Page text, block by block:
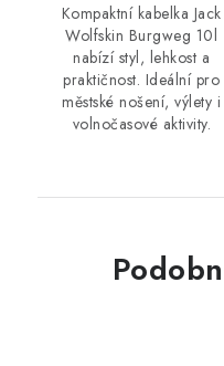
Kompaktní kabelka Jack
Wolfskin Burgweg 10l
nabízí styl, lehkost a
praktičnost. Ideální pro
městské nošení, výlety i
volnočasové aktivity.